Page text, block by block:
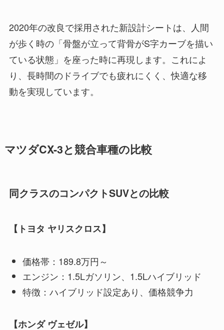
2020年の改良で採用された新設計シートは、人間
が歩く時の「骨盤が立って背骨がS字カーブを描い
ている状態」を座った時に再現します。これによ
り、長時間のドライブでも疲れにくく、快適な移
動を実現しています。
マツダCX-3と競合車種の比較
同クラスのコンパクトSUVとの比較
【トヨタ ヤリスクロス】
価格帯：189.8万円～
エンジン：1.5Lガソリン、1.5Lハイブリッド
特徴：ハイブリッド設定あり、価格競争力
【ホンダ ヴェゼル】